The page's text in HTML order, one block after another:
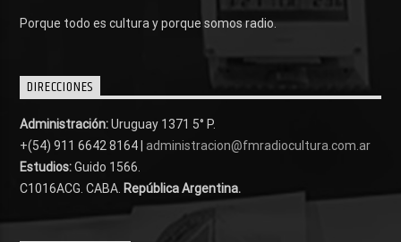
Porque todo es cultura y porque somos radio.
DIRECCIONES
Administración:Uruguay 1371 5° P.
+(54) 911 6642 8164 | administracion@fmradiocultura.com.ar
Estudios:Guido 1566.
C1016ACG . CABA. República Argentina.